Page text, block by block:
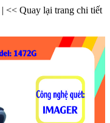
| << Quay lại trang chi tiết